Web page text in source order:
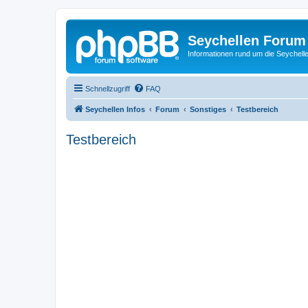
Seychellen Forum
Informationen rund um die
Schnellzugriff FAQ
Seychellen Infos Forum Sonstiges Testbereich
Testbereich